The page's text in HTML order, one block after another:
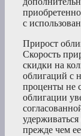
с
Прирост
Скорость
скидки на
облигаций с
проценты не
облигации
удерживаться
прежде чем